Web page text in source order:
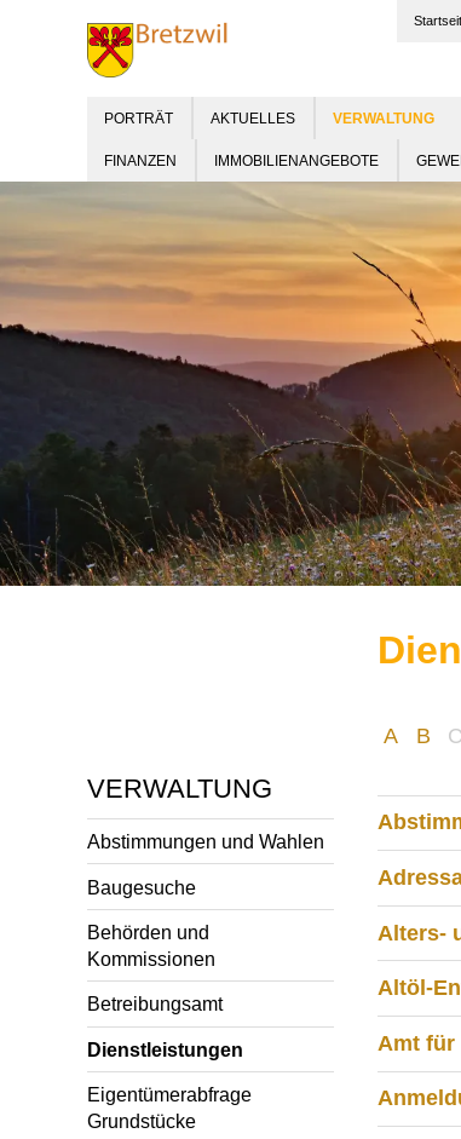
PORTRÄT AKTUELLES
FINANZEN IMMOBILIENANGEBOTE
VERWALTUNG
Abstimmungen und Wahlen
Baugesuche
Behörden und
Kommissionen
Betreibungsamt
Dienstleistungen
Eigentümerabfrage
Grundstücke
A B C
Alters-
Altöl-
Amt für